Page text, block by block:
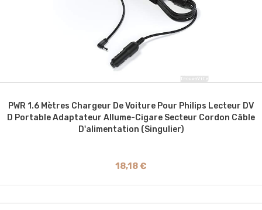
PWR 1.6 Mètres Chargeur De Voiture Pour Philips Lecteur DV
D Portable Adaptateur Allume-Cigare Secteur Cordon Câble
D'alimentation (Singulier)
18,18 €